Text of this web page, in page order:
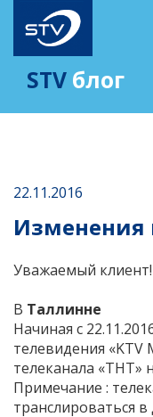
STV блог
22.11.2016
Изменения
Уважаемый клиент!
В Таллинне
Начиная с
телевидения «KTV
телеканала «ТНТ»
Примечание :
транслироваться